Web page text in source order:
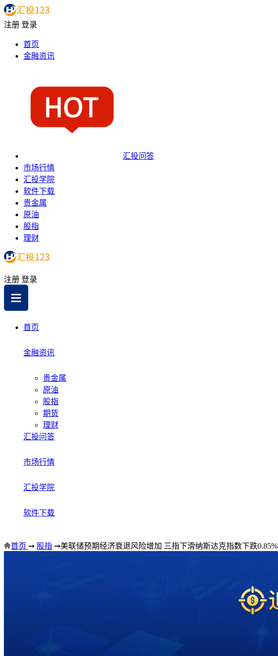
注册 登录
首页
金融资讯
汇投问答
市场行情
汇投学院
软件下载
贵金属
原油
股指
理财
注册 登录
首页
金融资讯
贵金属
原油
股指
期货
理财
汇投问答
市场行情
汇投学院
软件下载
首页 ➞ 股指 ➞美联储预期经济衰退风险增加 三指下滑纳斯达克指数下跌0.85%